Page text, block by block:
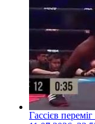
Гассієв